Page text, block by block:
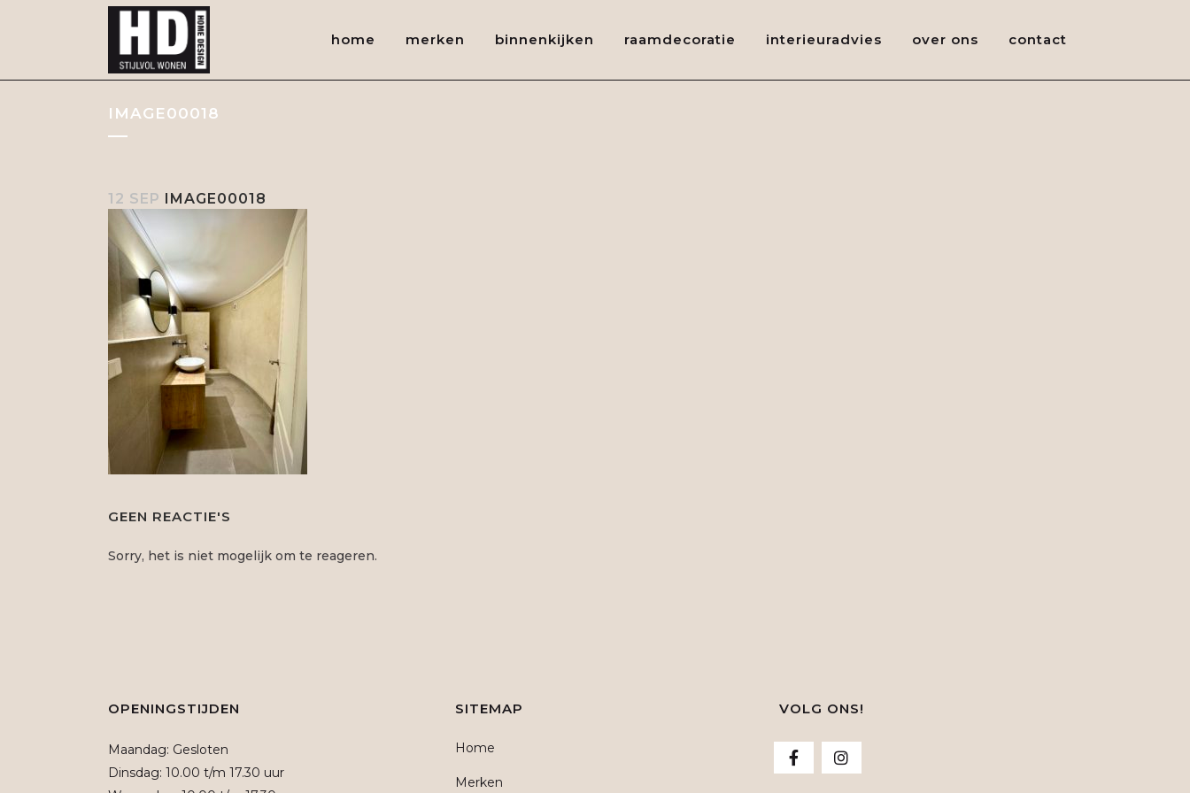
home merken binnenkijken raamdecoratie interieuradvies over ons contact
IMAGE00018
12 SEP IMAGE00018
GEEN REACTIE'S
Sorry, het is niet mogelijk om te reageren.
OPENINGSTIJDEN
Maandag: Gesloten
Dinsdag: 10.00 t/m 17.30 uur
SITEMAP
Home
Merken
VOLG ONS!